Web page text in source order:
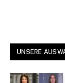
UNSERE